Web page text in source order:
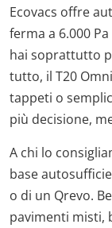
Ecovacs offre
ferma a 6.000
hai soprattutto
tutto, il T20
tappeti o
più decisione,
A chi lo
base
o di un Qrevo.
pavimenti misti,